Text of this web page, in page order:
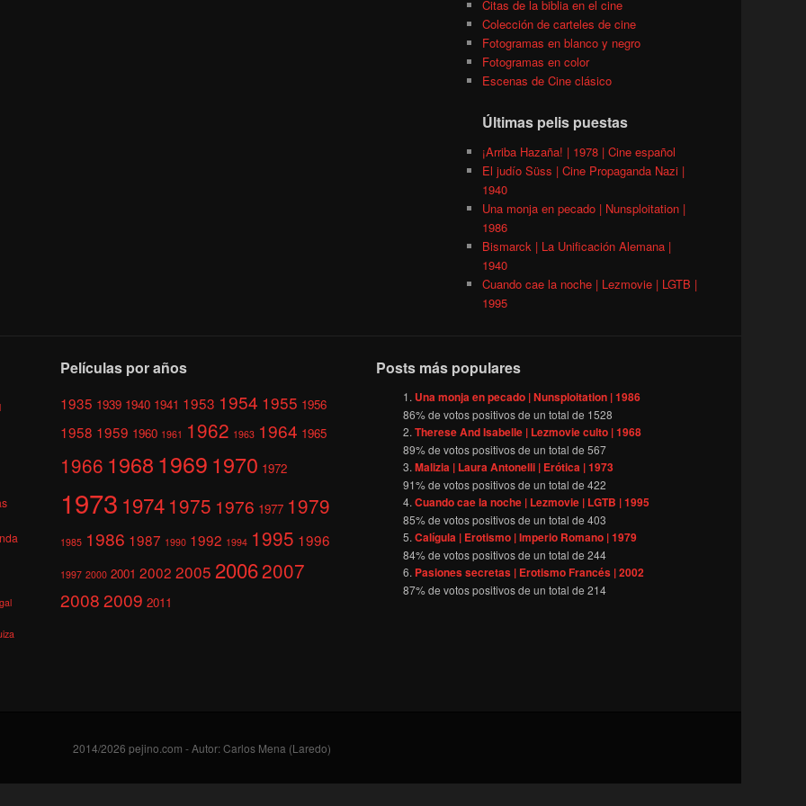
Citas de la biblia en el cine
Colección de carteles de cine
Fotogramas en blanco y negro
Fotogramas en color
Escenas de Cine clásico
Últimas pelis puestas
¡Arriba Hazaña! | 1978 | Cine español
El judío Süss | Cine Propaganda Nazi |
1940
Una monja en pecado | Nunsploitation |
1986
Bismarck | La Unificación Alemana |
1940
Cuando cae la noche | Lezmovie | LGTB |
1995
Películas por años
1935 1939 1940 1941 1953 1954 1955 1956
1958 1959 1960 1961 1962 1963 1964 1965
1966 1968 1969 1970 1972
1973 1974 1975 1976 1977 1979
1985 1986 1987 1990 1992 1994 1995 1996
1997 2000 2001 2002 2005 20062007
20082009 2011
Posts más populares
Una monja en pecado | Nunsploitation | 1986
86% de votos positivos de un total de 1528
Therese And Isabelle | Lezmovie culto | 1968
89% de votos positivos de un total de567
Malizia | Laura Antonelli | Erótica | 1973
91% de votos positivos de un total de422
Cuando cae la noche | Lezmovie | LGTB | 1995
85% de votos positivos de un total de403
Calígula | Erotismo | Imperio Romano | 1979
84% de votos positivos de un total de244
Pasiones secretas | Erotismo Francés | 2002
87% de votos positivos de un total de214
2014/2026 pejino.com - Autor: Carlos Mena (Laredo)